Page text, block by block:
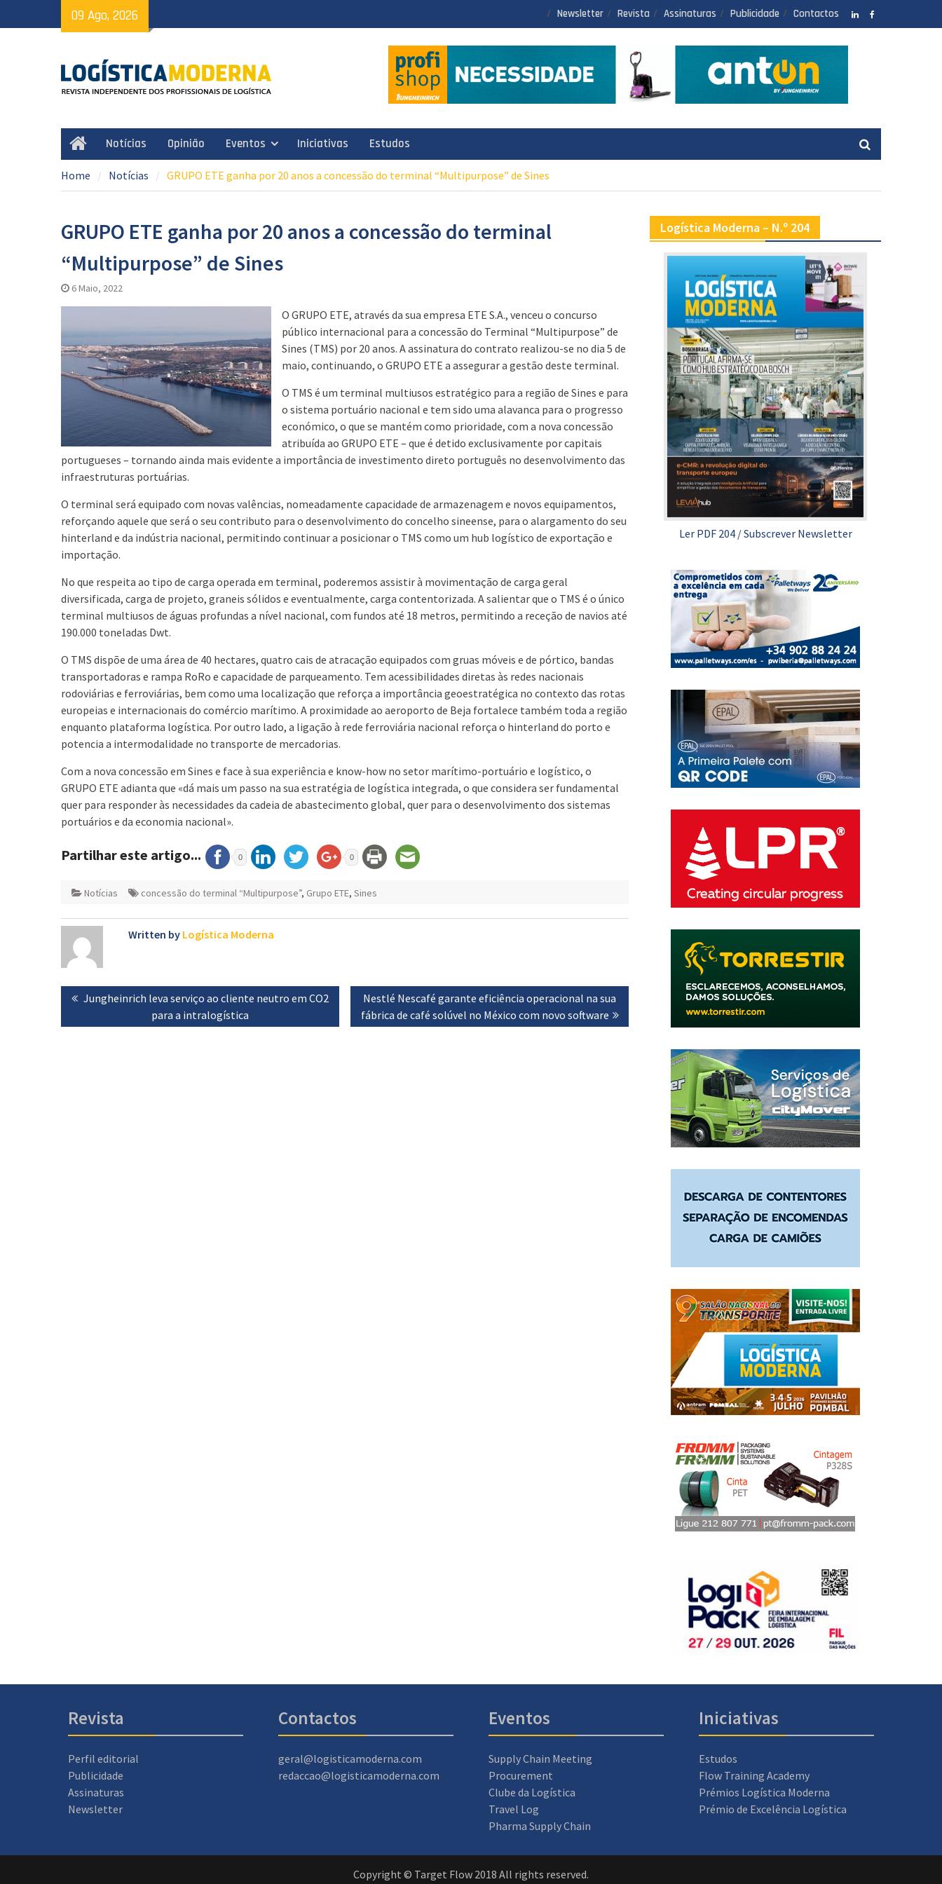
to
09 Ago, 2026 Newsletter Revista Assinaturas Publicidade Contactos
HomeNotícias Opinião Eventos Iniciativas Estudos
Home Notícias GRUPO ETE ganha por 20 anos a concessão do terminal “Multipurpose” de Sines
GRUPO ETE ganha por 20 anos a concessão do terminal
“Multipurpose” de Sines
6 Maio, 2022
O GRUPO ETE, através da sua empresa ETE S.A., venceu o concurso
público internacional para a concessão do Terminal “Multipurpose” de
Sines (TMS) por 20 anos. A assinatura do contrato realizou-se no dia 5 de
maio, continuando, o GRUPO ETE a assegurar a gestão deste terminal.
O TMS é um terminal multiusos estratégico para a região de Sines e para
o sistema portuário nacional e tem sido uma alavanca para o progresso
económico, o que se mantém como prioridade, com a nova concessão
atribuída ao GRUPO ETE – que é detido exclusivamente por capitais
portugueses – tornando ainda mais evidente a importância de investimento direto português no desenvolvimento das
infraestruturas portuárias.
O terminal será equipado com novas valências, nomeadamente capacidade de armazenagem e novos equipamentos,
reforçando aquele que será o seu contributo para o desenvolvimento do concelho sineense, para o alargamento do seu
hinterland e da indústria nacional, permitindo continuar a posicionar o TMS como um hub logístico de exportação e
importação.
No que respeita ao tipo de carga operada em terminal, poderemos assistir à movimentação de carga geral
diversificada, carga de projeto, graneis sólidos e eventualmente, carga contentorizada. A salientar que o TMS é o único
terminal multiusos de águas profundas a nível nacional, com fundos até 18 metros, permitindo a receção de navios até
190.000 toneladas Dwt.
O TMS dispõe de uma área de 40 hectares, quatro cais de atracação equipados com gruas móveis e de pórtico, bandas
transportadoras e rampa RoRo e capacidade de parqueamento. Tem acessibilidades diretas às redes nacionais
rodoviárias e ferroviárias, bem como uma localização que reforça a importância geoestratégica no contexto das rotas
europeias e internacionais do comércio marítimo. A proximidade ao aeroporto de Beja fortalece também toda a região
enquanto plataforma logística. Por outro lado, a ligação à rede ferroviária nacional reforça o hinterland do porto e
potencia a intermodalidade no transporte de mercadorias.
Com a nova concessão em Sines e face à sua experiência e know-how no setor marítimo-portuário e logístico, o
GRUPO ETE adianta que «dá mais um passo na sua estratégia de logística integrada, o que considera ser fundamental
quer para responder às necessidades da cadeia de abastecimento global, quer para o desenvolvimento dos sistemas
portuários e da economia nacional».
Partilhar este artigo... 0 0
Notícias concessão do terminal “Multipurpose”, Grupo ETE, Sines
Written by Logística Moderna
Navegação
de
artigos
Previous
Jungheinrich leva serviço ao cliente neutro em CO2
para a intralogística
Next
post:
Nestlé Nescafé garante eficiência operacional na sua
fábrica de café solúvel no México com novo software
Logística Moderna – N.º 204
Ler PDF 204/Subscrever Newsletter
Revista
Perfil editorial
Publicidade
Assinaturas
Newsletter
Contactos
geral@logisticamoderna.com
redaccao@logisticamoderna.com
Eventos
Supply Chain Meeting
Procurement
Clube da Logística
Travel Log
Pharma Supply Chain
Iniciativas
Estudos
Flow Training Academy
Prémios Logística Moderna
Prémio de Excelência Logística
Copyright © Target Flow 2018 All rights reserved.